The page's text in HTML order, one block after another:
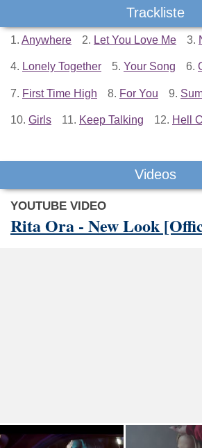
Trackliste
1. Anywhere 2. Let You Love Me 3.
4. Lonely Together 5. Your Song 6.
7. First Time High 8. For You 9.
10. Girls 11. Keep Talking 12. Hell
Videos
YOUTUBE VIDEO
Rita Ora - New Look